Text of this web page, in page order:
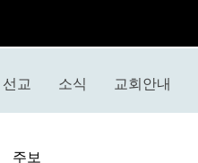
선교 소식 교회안내
주보